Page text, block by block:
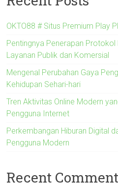
OKTO88 # Situs Premium Play
Pentingnya Penerapan Protokol
Layanan Publik dan Komersial
Mengenal Perubahan Gaya
Kehidupan Sehari-hari
Tren Aktivitas Online Modern
Pengguna Internet
Perkembangan Hiburan Digital
Pengguna Modern
Recent